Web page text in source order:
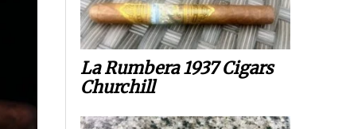
La Rumbera 1937 Cigars
Churchill